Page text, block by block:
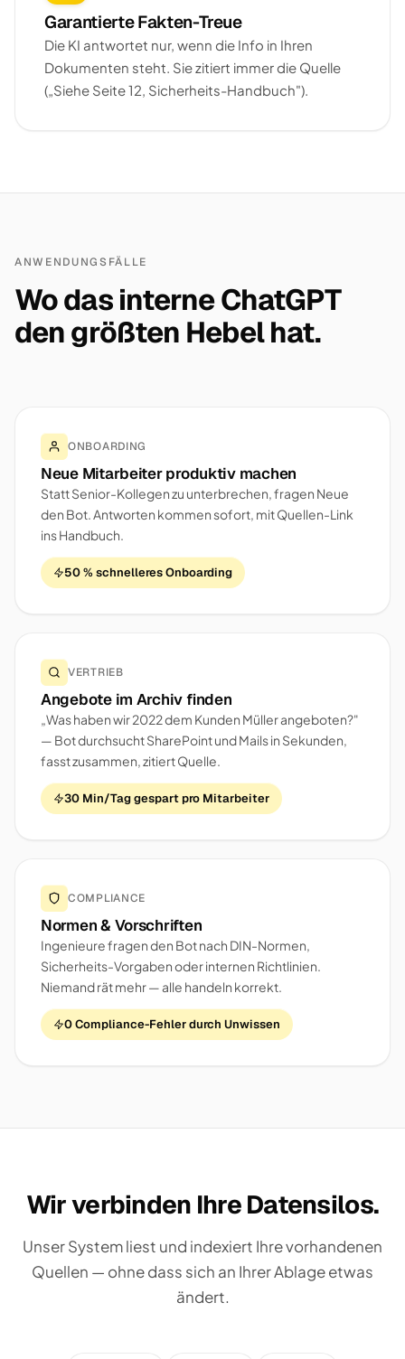
Garantierte Fakten-Treue
Die KI antwortet nur, wenn die Info in Ihren
Dokumenten steht. Sie zitiert immer die Quelle
(„Siehe Seite 12, Sicherheits-Handbuch").
ANWENDUNGSFÄLLE
Wo das interne ChatGPT
den größten Hebel hat.
ONBOARDING
Neue Mitarbeiter produktiv machen
Statt Senior-Kollegen zu unterbrechen, fragen Neue
den Bot. Antworten kommen sofort, mit Quellen-Link
ins Handbuch.
50 % schnelleres Onboarding
VERTRIEB
Angebote im Archiv finden
„Was haben wir 2022 dem Kunden Müller angeboten?"
— Bot durchsucht SharePoint und Mails in Sekunden,
fasst zusammen, zitiert Quelle.
30 Min/Tag gespart pro Mitarbeiter
COMPLIANCE
Normen & Vorschriften
Ingenieure fragen den Bot nach DIN-Normen,
Sicherheits-Vorgaben oder internen Richtlinien.
Niemand rät mehr — alle handeln korrekt.
0 Compliance-Fehler durch Unwissen
Wir verbinden Ihre Datensilos.
Unser System liest und indexiert Ihre vorhandenen
Quellen — ohne dass sich an Ihrer Ablage etwas
ändert.